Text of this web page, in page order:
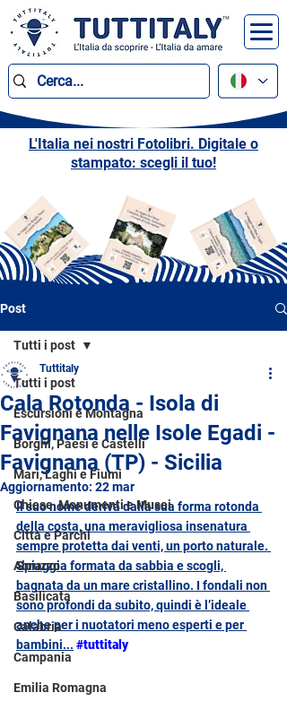
L'Italia nei nostri Fotolibri. Digitale o
stampato: scegli il tuo!
Post
Tutti i post
Escursioni e Montagna
Borghi, Paesi e Castelli
Mari, Laghi e Fiumi
Chiese, Monumenti e Musei
Città e Parchi
Abruzzo
Basilicata
Calabria
Campania
Emilia Romagna
Tutti i post
Cala Rotonda - Isola di
Favignana nelle Isole Egadi -
Favignana (TP) - Sicilia
Tuttitaly
Aggiornamento: 22 mar
Il suo nome deriva dalla sua forma rotonda
della costa, una meravigliosa insenatura
sempre protetta dai venti, un porto naturale.
Spiaggia formata da sabbia e scogli,
bagnata da un mare cristallino. I fondali non
sono profondi da subito, quindi è l’ideale
anche per i nuotatori meno esperti e per
bambini... #tuttitaly